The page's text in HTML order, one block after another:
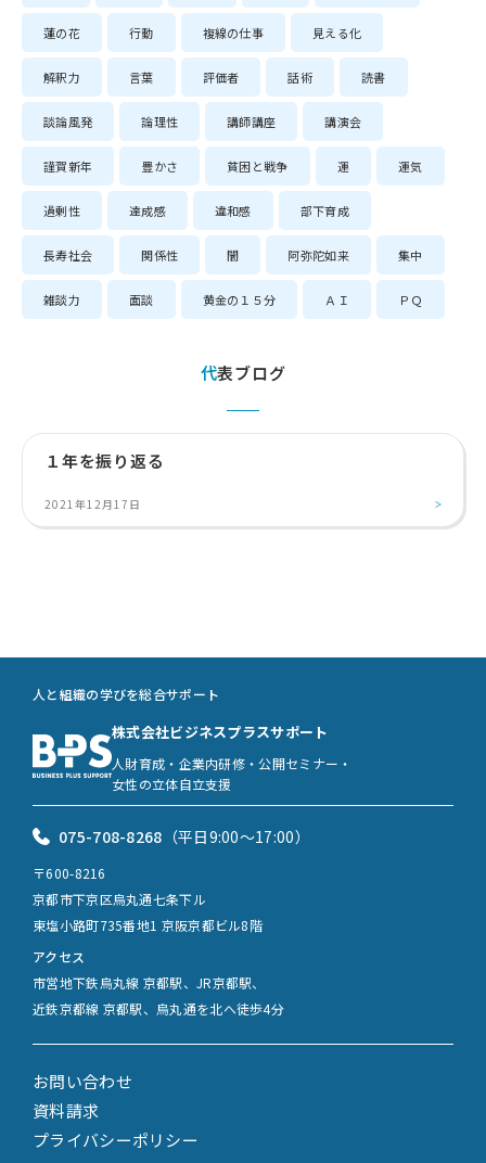
蓮の花 行動 複線の仕事 見える化
解釈力 言葉 評価者 話術 読書
談論風発 論理性 講師講座 講演会
謹賀新年 豊かさ 貧困と戦争 運 運気
過剰性 達成感 違和感 部下育成
長寿社会 関係性 闇 阿弥陀如来 集中
雑談力 面談 黄金の１５分 ＡＩ ＰＱ
代表ブログ
１年を振り返る
2021年12月17日
お問い合わせ
資料請求
プライバシーポリシー
人と組織の学びを総合サポート
株式会社ビジネスプラスサポート
人財育成・企業内研修・公開セミナー・
女性の立体自立支援
075-708-8268 （平日9:00〜17:00）
〒600-8216
京都市下京区烏丸通七条下ル
東塩小路町735番地1 京阪京都ビル8階
アクセス
市営地下鉄烏丸線 京都駅、JR京都駅、
近鉄京都線 京都駅、烏丸通を北へ徒歩4分